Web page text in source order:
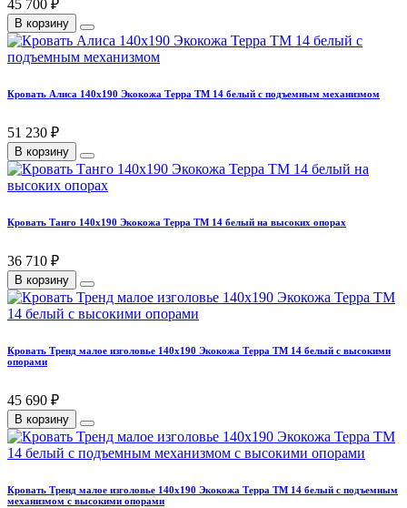
45 700 ₽
В корзину
Кровать Алиса 140х190 Экокожа Терра ТМ 14 белый с подъемным механизмом
51 230 ₽
В корзину
Кровать Танго 140х190 Экокожа Терра ТМ 14 белый на высоких опорах
36 710 ₽
В корзину
Кровать Тренд малое изголовье 140х190 Экокожа Терра ТМ 14 белый с высокими
опорами
45 690 ₽
В корзину
Кровать Тренд малое изголовье 140х190 Экокожа Терра ТМ 14 белый с подъемным
механизмом с высокими опорами